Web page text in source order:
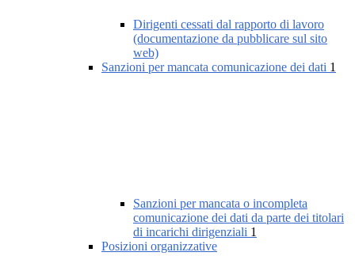
Dirigenti cessati dal rapporto di lavoro
(documentazione da pubblicare sul sito
web)
Sanzioni per mancata comunicazione dei dati 1
Sanzioni per mancata o incompleta
comunicazione dei dati da parte dei titolari
di incarichi dirigenziali 1
Posizioni organizzative